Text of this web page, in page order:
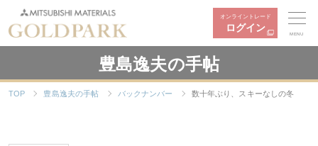
オンライントレード
ログイン
MENU
豊島逸夫の手帖
TOP 豊島逸夫の手帖 バックナンバー 数十年ぶり、スキーなしの冬